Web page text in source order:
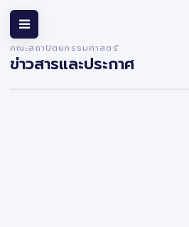
คณะสถาปัตยกรรมศาสตร์
ข่าวสารและประกาศ